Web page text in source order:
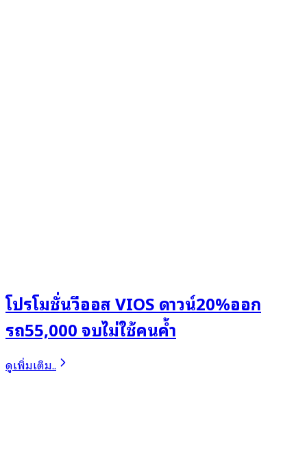
โปรโมชั่นวีออส VIOS ดาวน์20%ออก
รถ55,000 จบไม่ใช้คนค้ำ
ดูเพิ่มเติม..